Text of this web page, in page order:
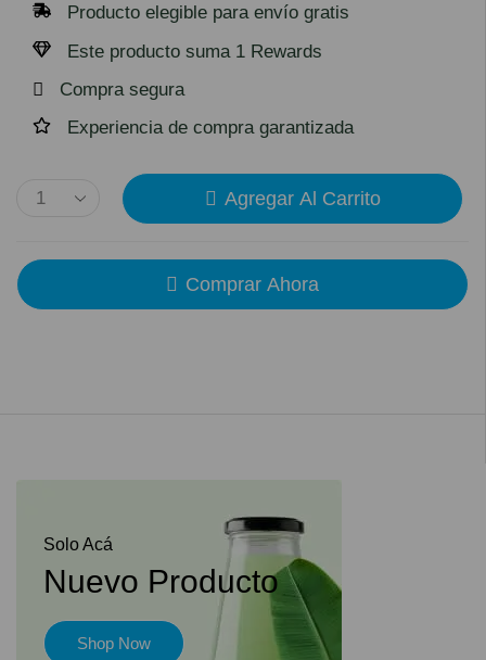
Producto elegible para envío gratis
Este producto suma 1 Rewards
Compra segura
Experiencia de compra garantizada
Agregar Al Carrito
Comprar Ahora
Solo Acá
Nuevo Producto
Shop Now